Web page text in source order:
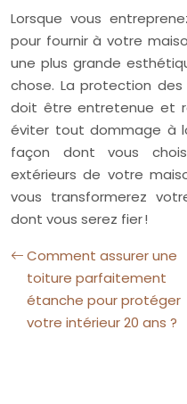
Lorsque vous
pour fournir à votre
une plus grande
chose. La protection
doit être entretenue et
éviter tout dommage à
façon dont vous
extérieurs de votre
vous transformerez
dont vous serez fier !
Comment assurer une
toiture parfaitement
étanche pour protéger
votre intérieur 20 ans ?